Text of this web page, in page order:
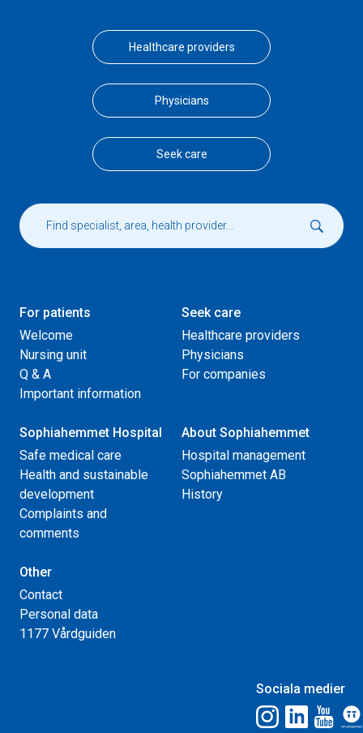
Healthcare providers
Physicians
Seek care
For patients
Welcome
Nursing unit
Q & A
Important information
Seek care
Healthcare providers
Physicians
For companies
Sophiahemmet Hospital
Safe medical care
Health and sustainable
development
Complaints and
comments
About Sophiahemmet
Hospital management
Sophiahemmet AB
History
Other
Contact
Personal data
1177 Vårdguiden
Sociala medier